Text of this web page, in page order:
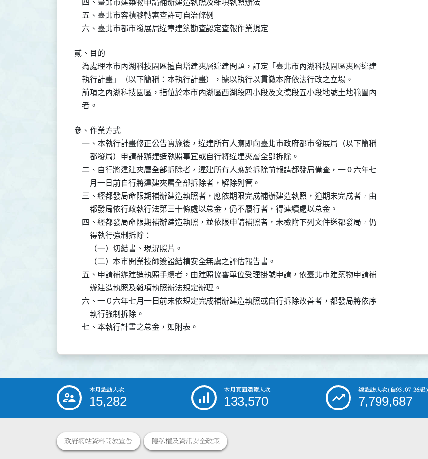
    四、臺北市建築物申請補辦建造執照及雜項執照辦法
    五、臺北市容積移轉審查許可自治條例
    六、臺北市都市發展局違章建築勘查認定查報作業規定
貳、目的
    為處理本市內湖科技園區擅自增建夾層違建問題，訂定「臺北市內湖科技園區夾層違建
    執行計畫」（以下簡稱：本執行計畫），據以執行以貫徹本府依法行政之立場。
    前項之內湖科技園區，指位於本市內湖區西湖段四小段及文德段五小段地號土地範圍內
    者。
參、作業方式
    一、本執行計畫修正公告實施後，違建所有人應即向臺北市政府都市發展局（以下簡稱
        都發局）申請補辦建造執照事宜或自行將違建夾層全部拆除。
    二、自行將違建夾層全部拆除者，違建所有人應於拆除前報請都發局備查，一０六年七
        月一日前自行將違建夾層全部拆除者，解除列管。
    三、經都發局命限期補辦建造執照者，應依期限完成補辦建造執照，逾期未完成者，由
        都發局依行政執行法第三十條處以怠金，仍不履行者，得連續處以怠金。
    四、經都發局命限期補辦建造執照，並依限申請補照者，未檢附下列文件送都發局，仍
        得執行強制拆除：
        （一）切結書、現況照片。
        （二）本市開業技師簽證結構安全無虞之評估報告書。
    五、申請補辦建造執照手續者，由建照協審單位受理掛號申請，依臺北市建築物申請補
        辦建造執照及雜項執照辦法規定辦理。
    六、一０六年七月一日前未依規定完成補辦建造執照或自行拆除改善者，都發局將依序
        執行強制拆除。
    七、本執行計畫之怠金，如附表。
::: 本月造訪人次
15,282
本月頁面瀏覽人次
133,570
總造訪人次(自93.07.26起)
7,799,687
政府網站資料開放宣告 隱私權及資訊安全政策